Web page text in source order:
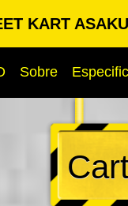
KART
Sobre